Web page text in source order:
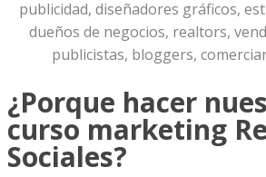
publicidad, diseñadores gráficos,
dueños de negocios, realtors,
publicistas, bloggers,
¿Porque hacer
curso marketing
Sociales?